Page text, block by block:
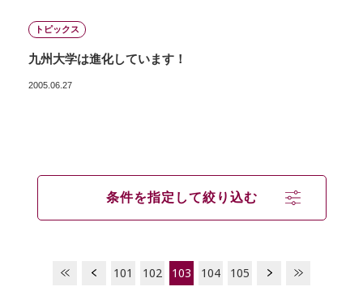
トピックス
九州大学は進化しています！
2005.06.27
条件を指定して絞り込む
101 102 103 104 105